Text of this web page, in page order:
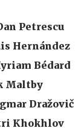
Petrescu
Hernández
Bédard
Maltby
Dražovič
Khokhlov